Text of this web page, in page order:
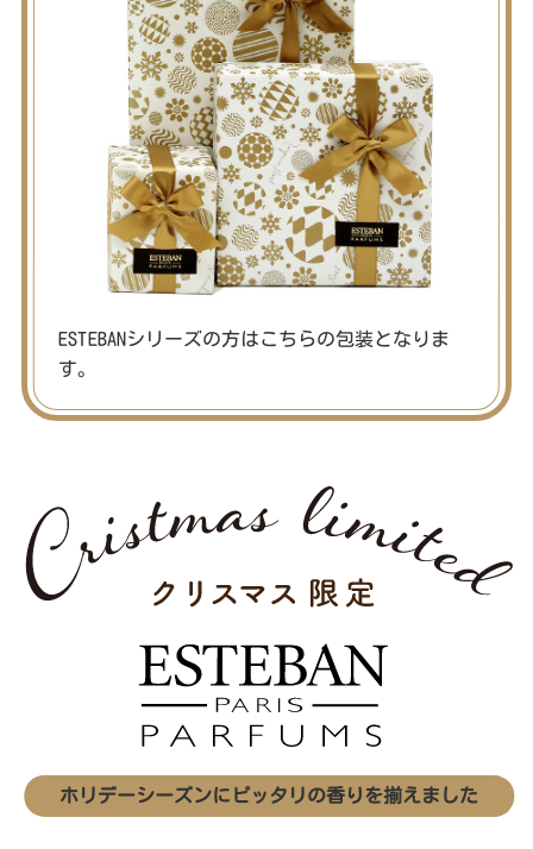
ESTEBANシリーズの方はこちらの包装となりま
す。
ホリデーシーズンにピッタリの香りを揃えました